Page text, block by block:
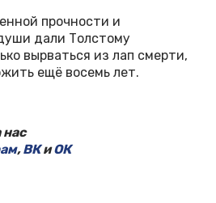
прочности и
дали Толстому
вырваться из лап смерти,
ещё восемь лет.
,ВКиОК